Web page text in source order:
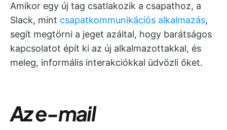
Amikor egy új tag csatlakozik a csapathoz, a
Slack, mint csapatkommunikációs alkalmazás,
segít megtörni a jeget azáltal, hogy barátságos
kapcsolatot épít ki az új alkalmazottakkal, és
meleg, informális interakciókkal üdvözli őket.
Az e-mail